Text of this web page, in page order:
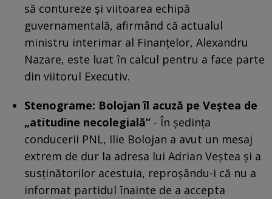
să contureze și viitoarea echipă
guvernamentală, afirmând că actualul
ministru interimar al Finanțelor, Alexandru
Nazare, este luat în calcul pentru a face parte
din viitorul Executiv.
Stenograme: Bolojan îl acuză pe Veștea de
„atitudine necolegială” - În ședința
conducerii PNL, Ilie Bolojan a avut un mesaj
extrem de dur la adresa lui Adrian Veștea și a
susținătorilor acestuia, reproșându-i că nu a
informat partidul înainte de a accepta